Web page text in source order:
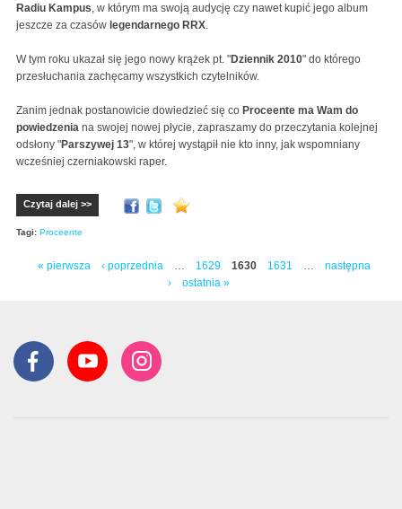
Radiu Kampus, w którym ma swoją audycję czy nawet kupić jego album
jeszcze za czasów legendarnego RRX.
W tym roku ukazał się jego nowy krążek pt. "Dziennik 2010" do którego
przesłuchania zachęcamy wszystkich czytelników.
Zanim jednak postanowicie dowiedzieć się co Proceente ma Wam do
powiedzenia na swojej nowej płycie, zapraszamy do przeczytania kolejnej
odsłony "Parszywej 13", w której wystąpił nie kto inny, jak wspomniany
wcześniej czerniakowski raper.
Czytaj dalej >>
Tagi: Proceente
Strony
« pierwsza ‹ poprzednia … 1629 1630 1631 …
następna
›
ostatnia »